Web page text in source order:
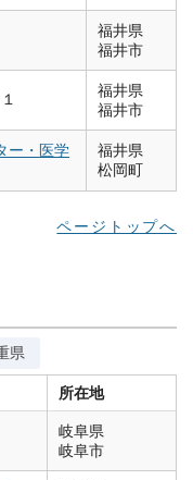
福井県
福井市
福井県
福井市
ー・医学
福井県
松岡町
ページトップへ
県
所在地
岐阜県
岐阜市